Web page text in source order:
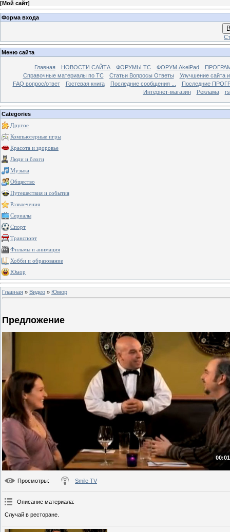
[Мой сайт]
Форма входа
Меню сайта
Главная НОВОСТИ САЙТА ФОРУМЫ TC ФОРУМ AkelPad
Справочные материалы по TС
Статьи Вопросы Ответы
Улучшение сайта
FAQ вопрос/ответ
Гостевая книга Последние сообщения ...
Последние
Интернет-магазин
Реклама
Categories
Другое
Компьютерные игры
Красота и здоровье
Люди и блоги
Музыка
Общество
Путешествия и события
Развлечения
Сериалы
Спорт
Транспорт
Фильмы и анимация
Хобби и образование
Юмор
Главная » Видео » Юмор
Предложение
Просмотры: Smile TV
Описание материала:
Случай в ресторане.